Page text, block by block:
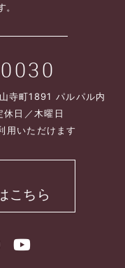
寺町1891 パルパル内
日／木曜日
用いただけます
こちら